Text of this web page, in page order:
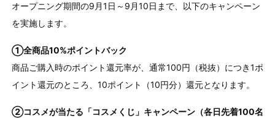
オープニング期間の9月1日～9月10日まで、以下のキャンペーン
を実施します。
①全商品10%ポイントバック
商品ご購入時のポイント還元率が、通常100円（税抜）につき1ポ
イント還元のところ、10ポイント（10円分）還元となります。
②コスメが当たる「コスメくじ」キャンペーン（各日先着100名